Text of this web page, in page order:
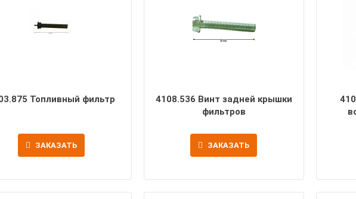
Топливный фильтр
ЗАКАЗАТЬ
4108.536 Винт задней крышки
фильтров
ЗАКАЗАТЬ